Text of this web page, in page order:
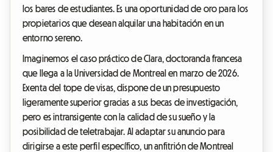
los bares de estudiantes. Es una oportunidad de oro para los
propietarios que desean alquilar una habitación en un
entorno sereno.
Imaginemos el caso práctico de Clara, doctoranda francesa
que llega a la Universidad de Montreal en marzo de 2026.
Exenta del tope de visas, dispone de un presupuesto
ligeramente superior gracias a sus becas de investigación,
pero es intransigente con la calidad de su sueño y la
posibilidad de teletrabajar. Al adaptar su anuncio para
dirigirse a este perfil específico, un anfitrión de Montreal